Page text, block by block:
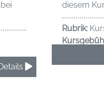
diesem
Rubrik: